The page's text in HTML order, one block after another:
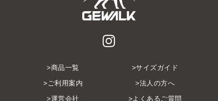
商品一覧
サイズガイド
ご利用案内
法人の方へ
運営会社
よくあるご質問